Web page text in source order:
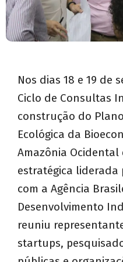
Nos dias 18 e 19 de
Ciclo de Consultas
construção do
Ecológica da
Amazônia Ocidental
estratégica liderada
com a Agência
Desenvolvimento
reuniu
startups,